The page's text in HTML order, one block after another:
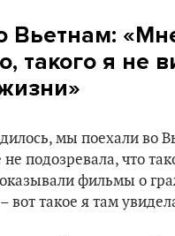
Вьетнам:
такого я не
мы поехали во
не подозревала, что
фильмы о
вот такое я там